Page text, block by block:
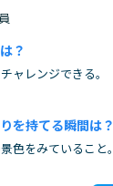
？
ャレンジできる。
を持てる瞬間は？
色をみていること。